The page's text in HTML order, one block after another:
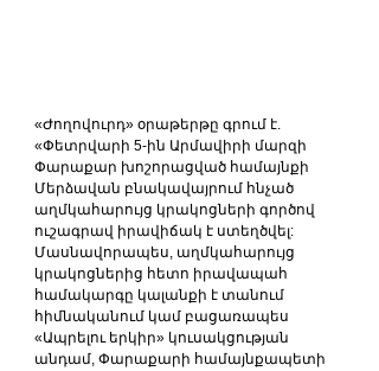
«Ժողովուրդ» օրաթերթը գրում է.
«Փետրվարի 5-ին Արմավիրի մարզի
Փարաքար խոշորացված համայնքի
Մերձավան բնակավայրում հնչած
աղմկահարույց կրակոցների գործով
ուշագրավ իրավիճակ է ստեղծվել:
Մասնավորապես, աղմկահարույց
կրակոցներից հետո իրավապահ
համակարգը կալանքի է տանում
հիմնականում կամ բացառապես
«Ապրելու երկիր» կուսակցության
անդամ, Փարաքարի համայնքապետի